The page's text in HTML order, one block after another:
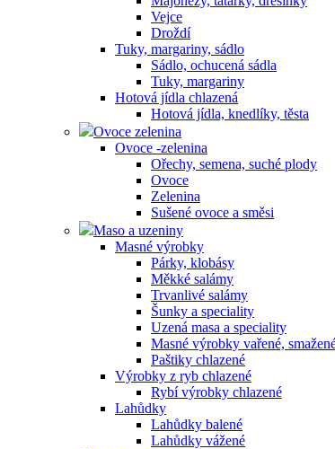
Vejce
Droždí
Tuky, margariny, sádlo
Sádlo, ochucená sádla
Tuky, margariny
Hotová jídla chlazená
Hotová jídla, knedlíky, těsta
Ovoce zelenina
Ovoce -zelenina
Ořechy, semena, suché plody
Ovoce
Zelenina
Sušené ovoce a směsi
Maso a uzeniny
Masné výrobky
Párky, klobásy
Měkké salámy
Trvanlivé salámy
Šunky a speciality
Uzená masa a speciality
Masné výrobky vařené,
Paštiky chlazené
Výrobky z ryb chlazené
Rybí výrobky chlazené
Lahůdky
Lahůdky balené
Lahůdky vážené